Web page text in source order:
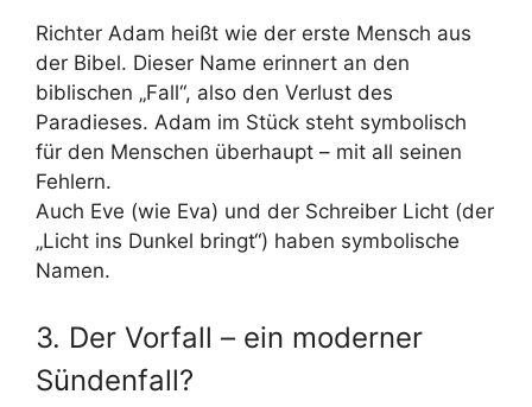
Richter Adam heißt wie der erste Mensch aus
der Bibel. Dieser Name erinnert an den
biblischen „Fall“, also den Verlust des
Paradieses. Adam im Stück steht symbolisch
für den Menschen überhaupt – mit all seinen
Fehlern.
Auch Eve (wie Eva) und der Schreiber Licht (der
„Licht ins Dunkel bringt“) haben symbolische
Namen.
3. Der Vorfall – ein moderner
Sündenfall?